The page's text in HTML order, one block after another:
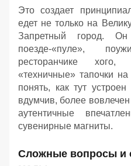
Это создает
едет не только на
Запретный город.
поезде-«пуле»,
ресторанчике
«техничные» тапочки
понять, как тут
вдумчив, более вовлечен
аутентичные
сувенирные магниты.
Сложные вопросы и